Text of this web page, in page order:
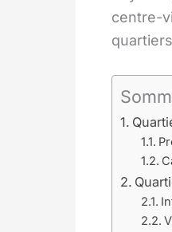
centre-